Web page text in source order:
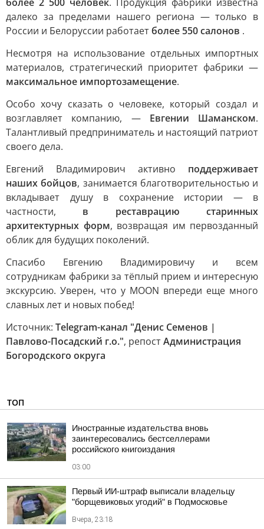
далеко за пределами нашего региона — только в
России и Белоруссии работаетболее 550 салонов .
Несмотря на использование отдельных импортных
материалов, стратегический приоритет фабрики —
максимальное импортозамещение.
Особо хочу сказать о человеке, который создал и
возглавляет компанию, — Евгении Шаманском.
Талантливый предприниматель и настоящий патриот
своего дела.
Евгений Владимирович активно поддерживает
наших бойцов, занимается благотворительностью и
вкладывает душу в сохранение истории — в
частности, в реставрацию старинных
архитектурных форм, возвращая им первозданный
облик для будущих поколений.
Спасибо Евгению Владимировичу и всем
сотрудникам фабрики за тёплый прием и интересную
экскурсию. Уверен, что у MOON впереди еще много
славных лет и новых побед!
Источник: Telegram-канал "Денис Семенов |
Павлово-Посадский г.о.", репостАдминистрация
Богородского округа
ТОП
Иностранные издательства вновь
заинтересовались бестселлерами
российского книгоиздания
03:00
Первый ИИ-штраф выписали владельцу
"борщевиковых угодий" в Подмосковье
Вчера, 23:18